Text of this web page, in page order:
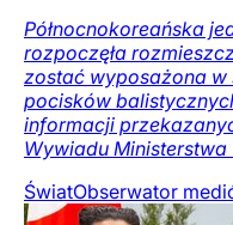
Północnokoreańska
rozpoczęła
zostać wyposażona w
pocisków
informacji
Wywiadu Ministerstwa
ŚwiatObserwator